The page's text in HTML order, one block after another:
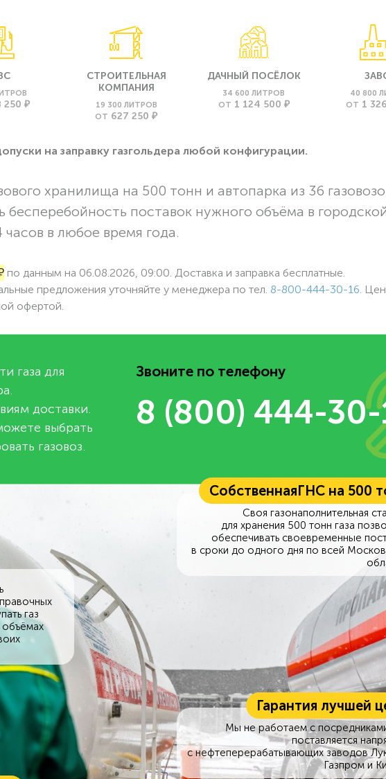
250 ₽
СТРОИТЕЛЬНАЯ
КОМПАНИЯ
19 300 ЛИТРОВ
ОТ 627 250 ₽
ДАЧНЫЙ ПОСЁЛОК
34 600 ЛИТРОВ
ОТ 1 124 500 ₽
40 800
ОТ 1
нa заправку газгольдера любой конфигурации.
хранилища на 500 тонн и автопарка из 36
бесперебойность поставок нужного объёма в городской
часов в любое время года.
по данным на 06.08.2026, 09:00. Доставка и заправка бесплатные.
предложения уточняйте у менеджера по тел. 8-800-444-30-16 .
офертой.
газа для
доставки.
выбрать
газовоз.
Звоните по телефону
8 (800) 444-
СобственнаяГНС на 500
Своя газонаполнительная
для хранения 500 тонн газа
обеспечивать своевременные
в сроки до одного дня по всей
газ
Гарантия лучшей
Мы не работаем с
поставляется
с нефтеперерабатывающих заводов
Газпром и